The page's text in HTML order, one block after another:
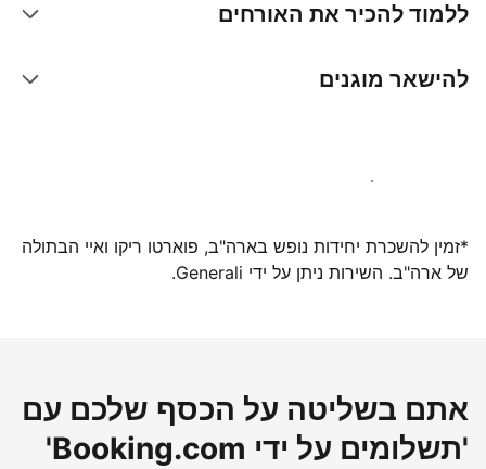
ללמוד להכיר את האורחים
להישאר מוגנים
הצטרפו אלינו עוד היום
*זמין להשכרת יחידות נופש בארה"ב, פוארטו ריקו ואיי הבתולה
של ארה"ב. השירות ניתן על ידי Generali.
אתם בשליטה על הכסף שלכם עם
'תשלומים על ידי Booking.com'